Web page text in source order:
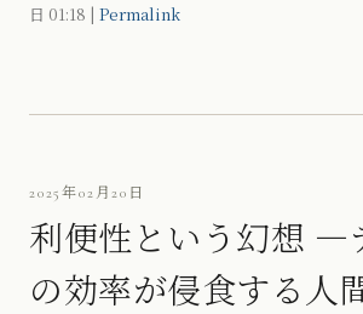
日 01:18 | Permalink
2025年02月20日
利便性という幻想 ―
の効率が侵食する人